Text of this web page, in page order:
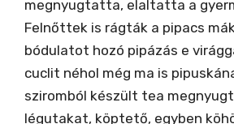
megnyugtatta, elaltatta a
Felnőttek is rágták a pipacs
bódulatot hozó pipázás e
cuclit néhol még ma is
sziromból készült tea
légutakat, köptető, egyben